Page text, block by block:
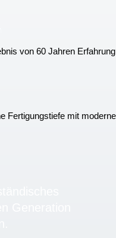
von 60 Jahren
Fertigungstiefe mit